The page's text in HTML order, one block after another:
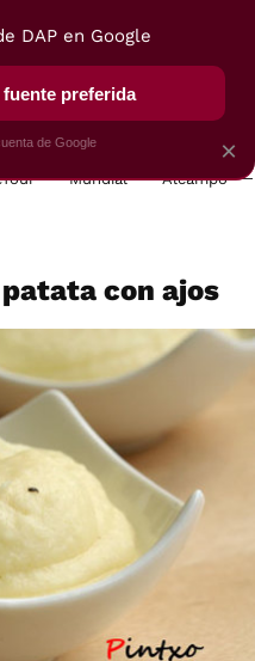
VEGUI
Mundial Alcampo
con ajos
×
DAP en Google
preferida
de Google